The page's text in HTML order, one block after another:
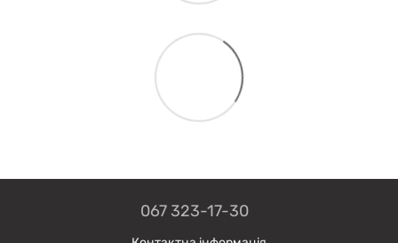
067 323-17-30